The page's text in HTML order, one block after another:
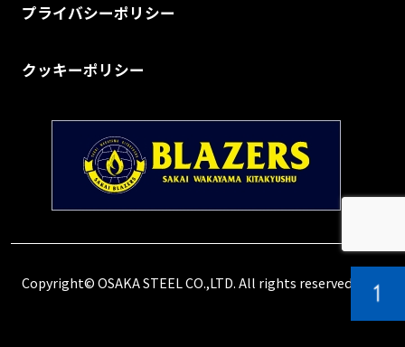
プライバシーポリシー
クッキーポリシー
Copyright© OSAKA STEEL CO.,LTD. All rights reserved